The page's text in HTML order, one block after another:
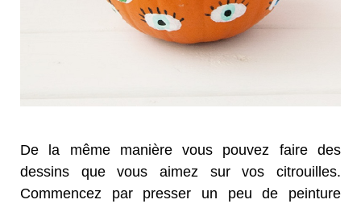
De la même manière vous pouvez faire des
dessins que vous aimez sur vos citrouilles.
Commencez par presser un peu de peinture